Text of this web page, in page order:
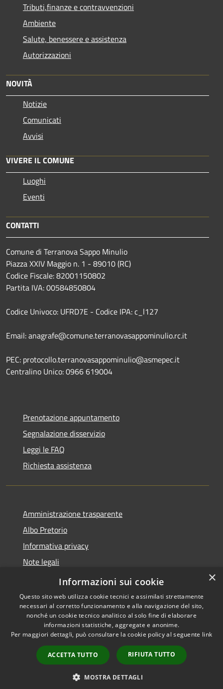
Tributi,finanze e contravvenzioni
Ambiente
Salute, benessere e assistenza
Autorizzazioni
NOVITÀ
Notizie
Comunicati
Avvisi
VIVERE IL COMUNE
Luoghi
Eventi
CONTATTI
Comune di Terranova Sappo Minulio
Piazza XXIV Maggio n. 1 - 89010 (RC)
Codice Fiscale: 82001150802
Partita IVA: 00584850804
Codice Univoco: UFRD7E - Codice IPA: c_l127
Email: anagrafe@comune.terranovasappominulio.rc.it
PEC: protocollo.terranovasappominulio@asmepec.it
Centralino Unico: 0966 619004
Prenotazione appuntamento
Segnalazione disservizio
Leggi le FAQ
Richiesta assistenza
Amministrazione trasparente
Albo Pretorio
Informativa privacy
Note legali
Dichiarazione di accessibilità
Accessibilità
Copyright © 2026 • Comune di
Terranova Sappo Minulio •
Powered byMunicipium
Accesso redazione
×
Informazioni sui cookie
Questo sito web utilizza cookie tecnici e assimilati strettamente
necessari al corretto funzionamento e alla navigazione del sito,
nonché un cookie tecnico analitico al solo fine di elaborare
informazioni statistiche, aggregate e anonime.
Per maggiori dettagli, può consultare la cookie policy al seguente link
ACCETTA TUTTO RIFIUTA TUTTO
MOSTRA DETTAGLI